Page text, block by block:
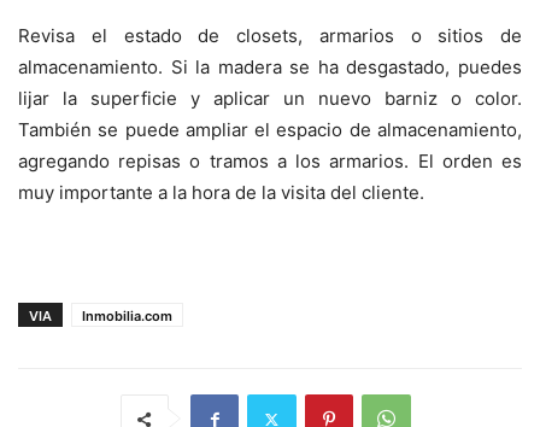
Revisa el estado de closets, armarios o sitios de
almacenamiento. Si la madera se ha desgastado, puedes
lijar la superficie y aplicar un nuevo barniz o color.
También se puede ampliar el espacio de almacenamiento,
agregando repisas o tramos a los armarios. El orden es
muy importante a la hora de la visita del cliente.
VIA Inmobilia.com